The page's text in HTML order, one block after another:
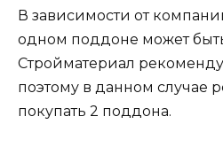
В зависимости от
одном поддоне может
Стройматериал
поэтому в данном случае
покупать 2 поддона.